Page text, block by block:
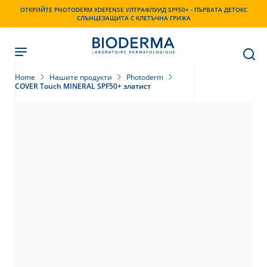
ОТКРИЙТЕ PHOTODERM XDEFENSE УЛТРАФЛУИД SPF50+ - ПЪРВАТА ДЕТОКС
СЛЪНЦЕЗАЩИТА С КЛЕТЪЧНА ГРИЖА
Home Нашите продукти
Photoderm
COVER Touch MINERAL SPF50+ златист